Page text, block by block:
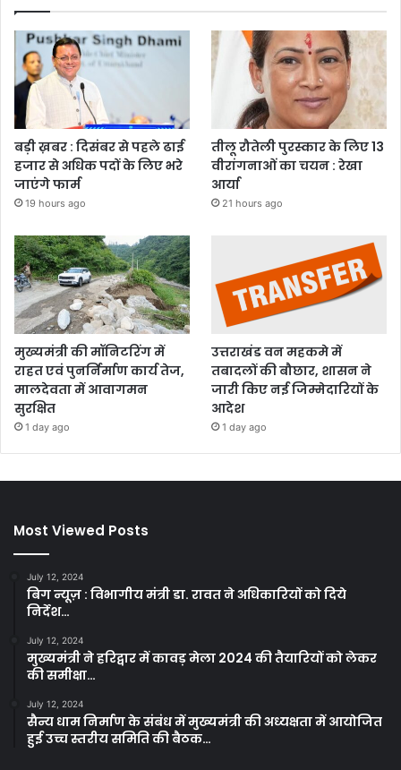
बड़ी ख़बर : दिसंबर से पहले ढाई
हजार से अधिक पदों के लिए भरे
जाएंगे फार्म
19 hours ago
तीलू रौतेली पुरस्कार के लिए 13
वीरांगनाओं का चयन : रेखा
आर्या
21 hours ago
मुख्यमंत्री की मॉनिटरिंग में
राहत एवं पुनर्निर्माण कार्य तेज,
मालदेवता में आवागमन
सुरक्षित
1 day ago
उत्तराखंड वन महकमे में
तबादलों की बौछार, शासन ने
जारी किए नई जिम्मेदारियों के
आदेश
1 day ago
Most Viewed Posts
July 12, 2024
बिग न्यूज़ : विभागीय मंत्री डा. रावत ने अधिकारियों को दिये
निर्देश…
July 12, 2024
मुख्यमंत्री ने हरिद्वार में कावड़ मेला 2024 की तैयारियों को लेकर
की समीक्षा…
July 12, 2024
सैन्य धाम निर्माण के संबंध में मुख्यमंत्री की अध्यक्षता में आयोजित
हुई उच्च स्तरीय समिति की बैठक…